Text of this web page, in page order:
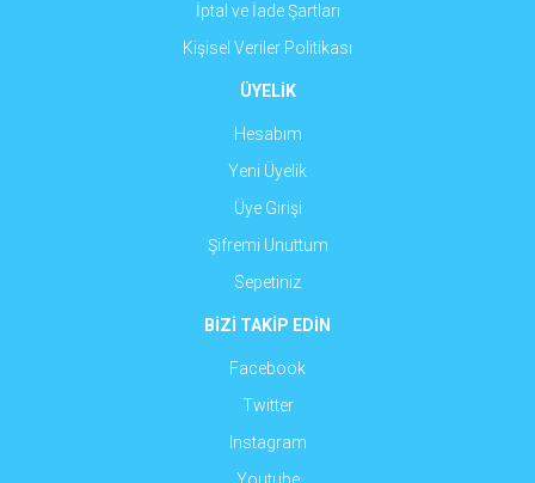
İptal ve İade Şartları
Kişisel Veriler Politikası
ÜYELİK
Hesabım
Yeni Üyelik
Üye Girişi
Şifremi Unuttum
Sepetiniz
BİZİ TAKİP EDİN
Facebook
Twitter
Instagram